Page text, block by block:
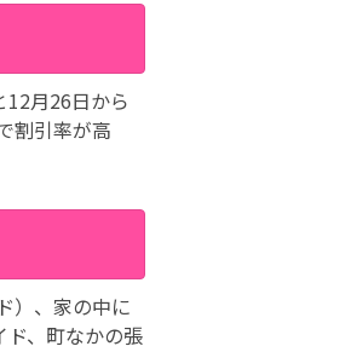
月26日から
割引率が高
）、家の中に
ド、町なかの張